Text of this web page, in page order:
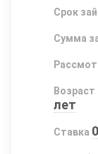
Срок
Сумма
лет
Ставка